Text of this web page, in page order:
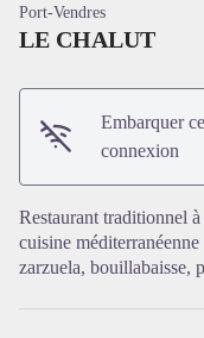
Port-Vendres
LE CHALUT
Embarquer
connexion
Restaurant traditionnel
cuisine
zarzuela, bouillabaisse,